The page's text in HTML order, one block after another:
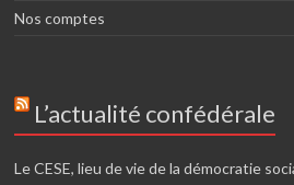
Nos comptes
L’actualité confédérale
Le CESE, lieu de vie de la démocratie